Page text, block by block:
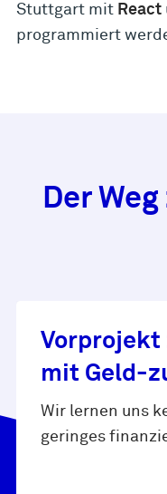
Stuttgart mit React
programmiert
Der
Vorprojekt
mit Geld-
Wir lernen uns
geringes